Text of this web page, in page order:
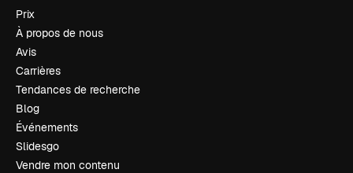
Prix
À propos de nous
Avis
Carrières
Tendances de recherche
Blog
Événements
Slidesgo
Vendre mon contenu